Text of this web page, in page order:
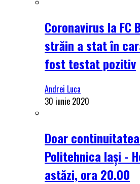
Coronavirus la FC
străin a stat în
fost testat pozitiv
Andrei Luca
30 iunie 2020
Doar
Politehnica Iași -
astăzi, ora 20.00